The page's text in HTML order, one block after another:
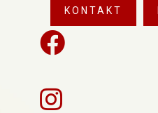
KONTAKT